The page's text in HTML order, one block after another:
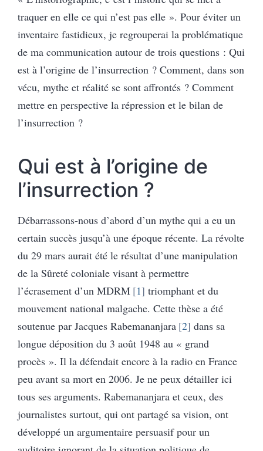
traquer en elle ce qui n’est pas elle ». Pour éviter un
inventaire fastidieux, je regrouperai la problématique
de ma communication autour de trois questions : Qui
est à l’origine de l’insurrection ? Comment, dans son
vécu, mythe et réalité se sont affrontés ? Comment
mettre en perspective la répression et le bilan de
l’insurrection ?
Qui est à l’origine de
l’insurrection ?
Débarrassons-nous d’abord d’un mythe qui a eu un
certain succès jusqu’à une époque récente. La révolte
du 29 mars aurait été le résultat d’une manipulation
de la Sûreté coloniale visant à permettre
l’écrasement d’un MDRM 1 triomphant et du
mouvement national malgache. Cette thèse a été
soutenue par Jacques Rabemananjara 2 dans sa
longue déposition du 3 août 1948 au « grand
procès ». Il la défendait encore à la radio en France
peu avant sa mort en 2006. Je ne peux détailler ici
tous ses arguments. Rabemananjara et ceux, des
journalistes surtout, qui ont partagé sa vision, ont
développé un argumentaire persuasif pour un